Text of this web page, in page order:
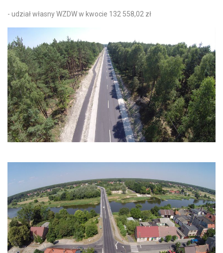
- udział własny WZDW w kwocie 132 558,02 zł